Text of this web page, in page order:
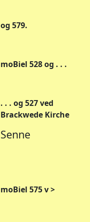
og 579.
moBiel 528 og . . .
. . . og 527 ved
Brackwede Kirche
Senne
moBiel 575 v >